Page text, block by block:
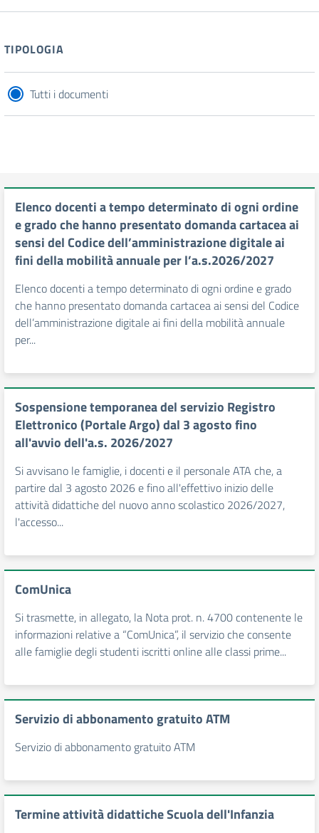
TIPOLOGIA
Tutti i documenti
Elenco docenti a tempo determinato di ogni ordine
e grado che hanno presentato domanda cartacea ai
sensi del Codice dell’amministrazione digitale ai
fini della mobilità annuale per l’a.s.2026/2027
Elenco docenti a tempo determinato di ogni ordine e grado
che hanno presentato domanda cartacea ai sensi del Codice
dell’amministrazione digitale ai fini della mobilità annuale
per...
Sospensione temporanea del servizio Registro
Elettronico (Portale Argo) dal 3 agosto fino
all'avvio dell'a.s. 2026/2027
Si avvisano le famiglie, i docenti e il personale ATA che, a
partire dal 3 agosto 2026 e fino all'effettivo inizio delle
attività didattiche del nuovo anno scolastico 2026/2027,
l'accesso...
ComUnica
Si trasmette, in allegato, la Nota prot. n. 4700 contenente le
informazioni relative a “ComUnica”, il servizio che consente
alle famiglie degli studenti iscritti online alle classi prime...
Servizio di abbonamento gratuito ATM
Servizio di abbonamento gratuito ATM
Termine attività didattiche Scuola dell'Infanzia